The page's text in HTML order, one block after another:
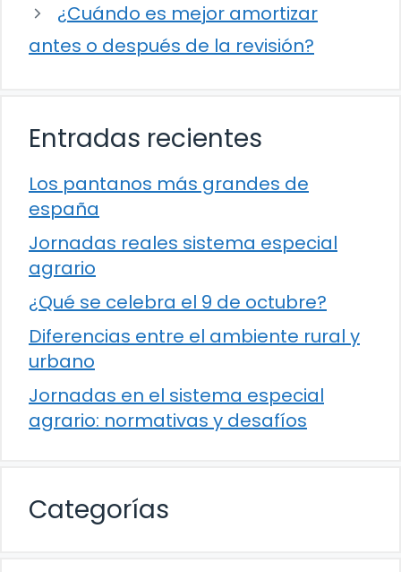
¿Cuándo es mejor amortizar
antes o después de la revisión?
Entradas recientes
Los pantanos más grandes de
españa
Jornadas reales sistema especial
agrario
¿Qué se celebra el 9 de octubre?
Diferencias entre el ambiente rural y
urbano
Jornadas en el sistema especial
agrario: normativas y desafíos
Categorías